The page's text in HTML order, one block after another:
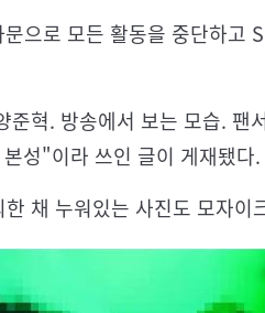
으로 모든 활동을 중단하고
혁. 방송에서 보는 모습. 팬
성"이라 쓰인 글이 게재됐다.
채 누워있는 사진도 모자이